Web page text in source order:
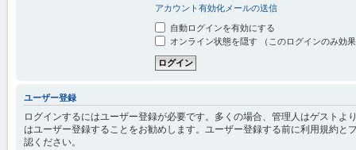
アカウント有効化メールの送信
自動ログインを有効にする
オンライン状態を隠す （このログインのみ効
ユーザー登録
ログインするにはユーザー登録が必要です。多くの場合、管理人はゲスト
はユーザー登録することをお勧めします。ユーザー登録する前に利用規約
認ください。